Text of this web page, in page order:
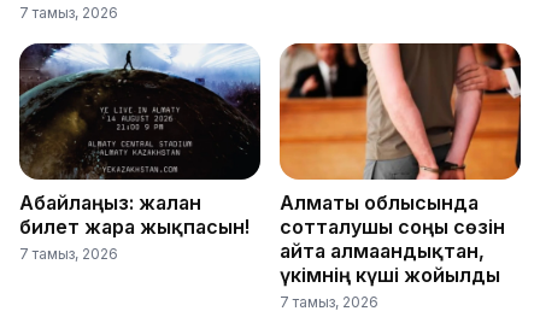
7 тамыз, 2026
Абайлаңыз: жалған
билет жарға жықпасын!
7 тамыз, 2026
Алматы облысында
сотталушы соңғы сөзін
айта алмағандықтан,
үкімнің күші жойылды
7 тамыз, 2026